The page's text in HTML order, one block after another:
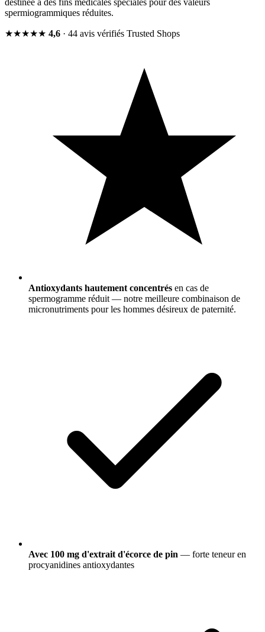
destinée à des fins médicales spéciales pour des valeurs
spermiogrammiques réduites.
★★★★★ 4,6 · 44 avis vérifiés Trusted Shops
Antioxydants hautement concentrés en cas de
spermogramme réduit — notre meilleure combinaison de
micronutriments pour les hommes désireux de paternité.
Avec 100 mg d'extrait d'écorce de pin — forte teneur en
procyanidines antioxydantes